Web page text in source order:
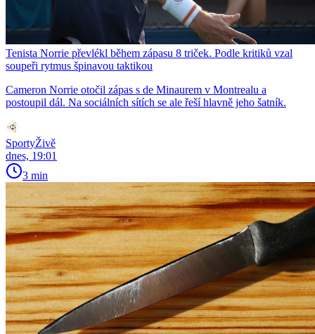
Tenista Norrie převlékl během zápasu 8 triček. Podle kritiků vzal
soupeři rytmus špinavou taktikou
Cameron Norrie otočil zápas s de Minaurem v Montrealu a
postoupil dál. Na sociálních sítích se ale řeší hlavně jeho šatník.
SportyŽivě
dnes, 19:01
3 min